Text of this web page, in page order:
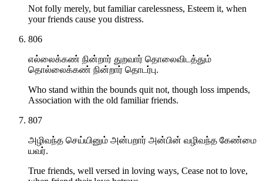
Not folly merely, but familiar carelessness, Esteem it, when
your friends cause you distress.
806
எல்லைக்கண் நின்றார் துறவார் தொலைவிடத்தும்
தொல்லைக்கண் நின்றார் தொடர்பு.
Who stand within the bounds quit not, though loss impends,
Association with the old familiar friends.
807
அழிவந்த செய்யினும் அன்பறார் அன்பின் வழிவந்த கேண்மை
யவர்.
True friends, well versed in loving ways, Cease not to love,